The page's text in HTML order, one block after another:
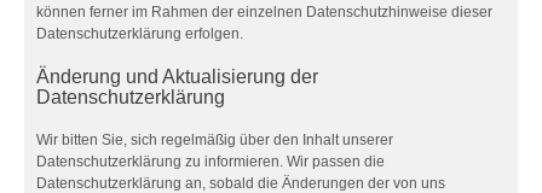
können ferner im Rahmen der einzelnen Datenschutzhinweise dieser
Datenschutzerklärung erfolgen.
Änderung und Aktualisierung der
Datenschutzerklärung
Wir bitten Sie, sich regelmäßig über den Inhalt unserer
Datenschutzerklärung zu informieren. Wir passen die
Datenschutzerklärung an, sobald die Änderungen der von uns